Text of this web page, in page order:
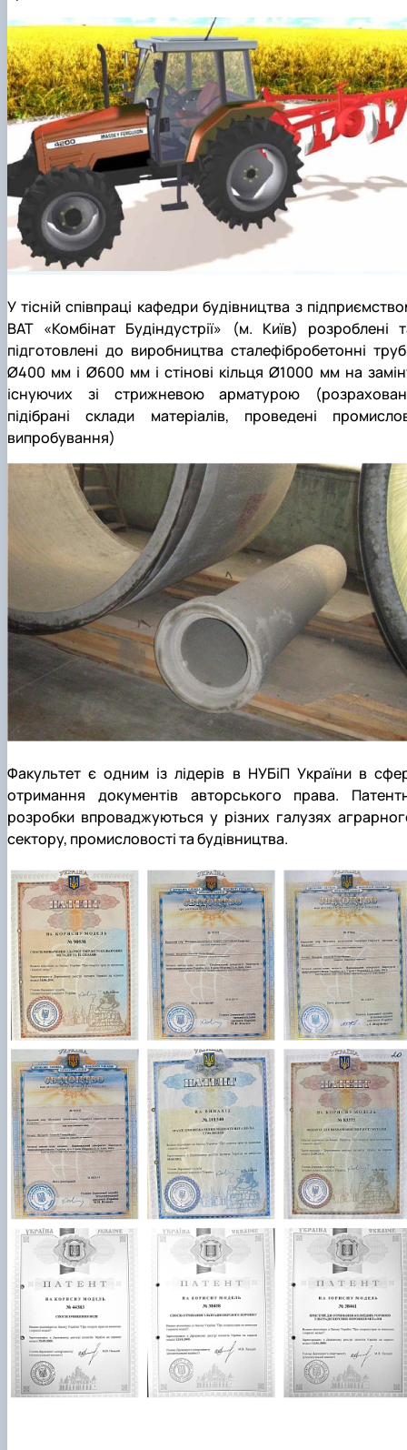
У тісній співпраці кафедри будівництва з
ВАТ «Комбінат Будіндустрії» (м. Київ) розроблені
підготовлені до виробництва сталефібробетонні
Ø400 мм і Ø600 мм і стінові кільця Ø1000 мм на
існуючих зі стрижневою арматурою
підібрані склади матеріалів, проведені
випробування)
Факультет є одним із лідерів в НУБіП України в
отримання документів авторського права.
розробки впроваджуються у різних галузях
сектору, промисловості та будівництва.